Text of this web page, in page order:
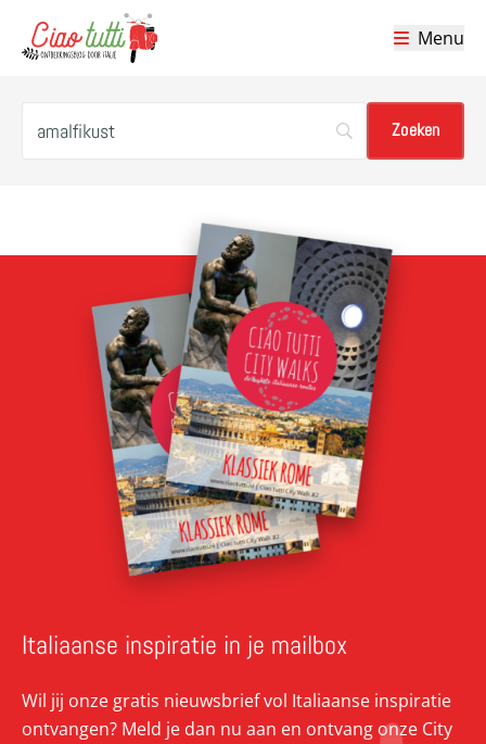
Menu
Italiaanse inspiratie in je mailbox
Wil jij onze gratis nieuwsbrief vol Italiaanse inspiratie
ontvangen? Meld je dan nu aan en ontvang onze City